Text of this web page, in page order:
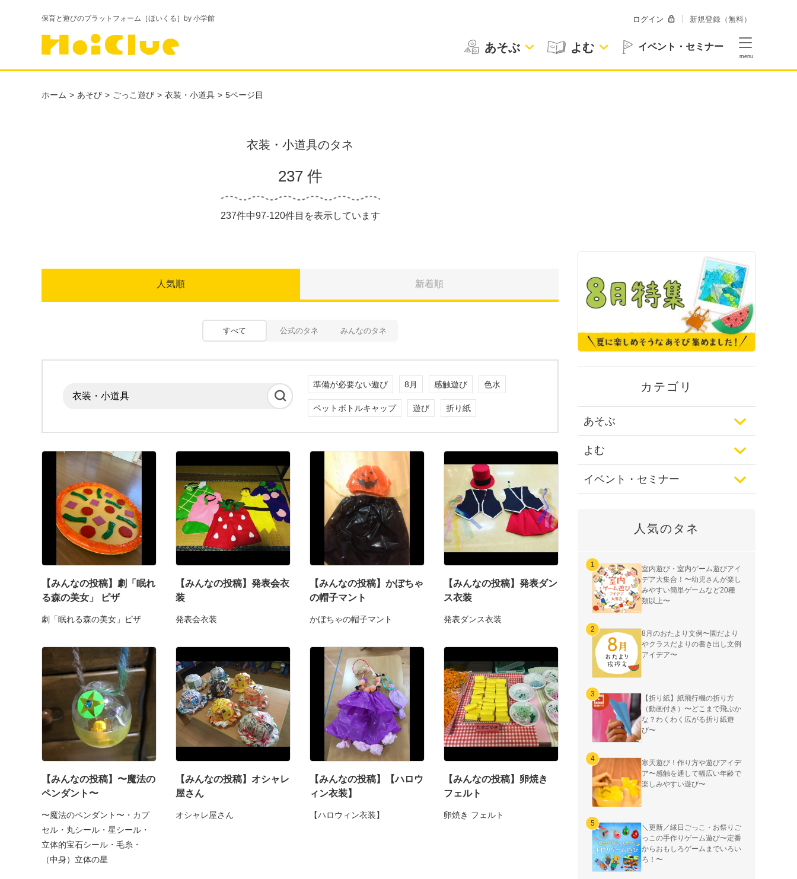
保育と遊びのプラットフォーム［ほいくる］by 小学館
あそぶ よむ イベント・セミナー
ログイン 新規登録（無料）
ホーム あそび ごっこ遊び 衣装・小道具 5ページ目
衣装・小道具のタネ
237 件
237件中97-120件目を表示しています
人気順 新着順
すべて 公式のタネ みんなのタネ
準備が必要ない遊び 8月 感触遊び 色水
ペットボトルキャップ 遊び 折り紙
【みんなの投稿】劇「眠れ
る森の美女」 ピザ
劇「眠れる森の美女」ピザ
【みんなの投稿】発表会衣
装
発表会衣装
【みんなの投稿】かぼちゃ
の帽子マント
かぼちゃの帽子マント
【みんなの投稿】発表ダン
ス衣装
発表ダンス衣装
【みんなの投稿】〜魔法の
ペンダント〜
〜魔法のペンダント〜・カプ
セル・丸シール・星シール・
立体的宝石シール・毛糸・
（中身）立体の星
【みんなの投稿】オシャレ
屋さん
オシャレ屋さん
【みんなの投稿】【ハロウ
ィン衣装】
【ハロウィン衣装】
【みんなの投稿】卵焼き
フェルト
卵焼き フェルト
カテゴリ
あそぶ
よむ
イベント・セミナー
人気のタネ
室内遊び・室内ゲーム遊びアイ
デア大集合！〜幼児さんが楽し
みやすい簡単ゲームなど20種
類以上〜
8月のおたより文例〜園だより
やクラスだよりの書き出し文例
アイデア〜
【折り紙】紙飛行機の折り方
（動画付き）〜どこまで飛ぶか
な？わくわく広がる折り紙遊
び〜
寒天遊び！作り方や遊びアイデ
ア〜感触を通して幅広い年齢で
楽しみやすい遊び〜
＼更新／縁日ごっこ・お祭りご
っこの手作りゲーム遊び〜定番
からおもしろゲームまでいろい
ろ！〜